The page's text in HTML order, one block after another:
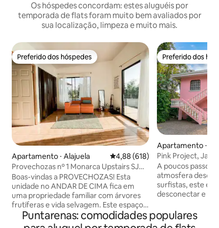
Os hóspedes concordam: estes aluguéis por
temporada de flats foram muito bem avaliados por
sua localização, limpeza e muito mais.
Preferido dos hóspedes
Preferido dos hóspedes
Apartamento ⋅ Alajuela 4,88 de uma avaliação média de
4,88 (618)
Provechozas nº 1 Monarca Upstairs SJO
Airport
Boas-vindas a PROVECHOZAS! Esta
unidade no ANDAR DE CIMA fica em
uma propriedade familiar com árvores
frutíferas e vida selvagem. Este espaço
aconchegante oferece um lugar
privativo e central para descansar e
Preferido dos
Preferido dos
Apartamento ⋅
Pink Project, Jacó
Surfe | Piscina
A poucos passos
atmosfera
surfistas, este
desconectar e
praia e a 8
perto de cafés,
Puntarenas: comodidades populares